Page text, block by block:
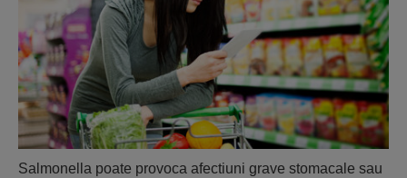
Salmonella poate provoca afectiuni grave stomacale sau